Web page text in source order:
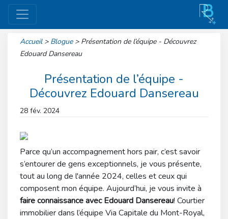
Accueil > Blogue > Présentation de l’équipe - Découvrez
Edouard Dansereau
Présentation de l’équipe -
Découvrez Edouard Dansereau
28 fév. 2024
Parce qu’un accompagnement hors pair, c’est savoir
s’entourer de gens exceptionnels, je vous présente,
tout au long de l'année 2024, celles et ceux qui
composent mon équipe. Aujourd’hui, je vous invite à
faire connaissance avec Edouard Dansereau! Courtier
immobilier dans l’équipe Via Capitale du Mont-Royal,